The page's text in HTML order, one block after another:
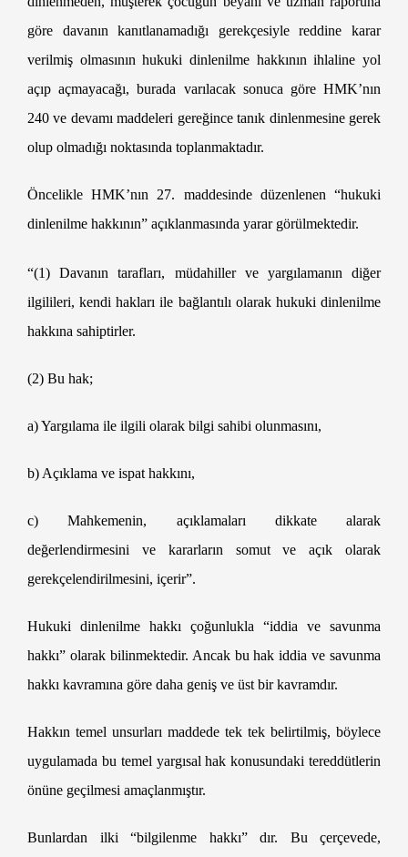
göre davanın kanıtlanamadığı gerekçesiyle reddine karar
verilmiş olmasının hukuki dinlenilme hakkının ihlaline yol
açıp açmayacağı, burada varılacak sonuca göre HMK’nın
240 ve devamı maddeleri gereğince tanık dinlenmesine gerek
olup olmadığı noktasında toplanmaktadır.
Öncelikle HMK’nın 27. maddesinde düzenlenen “hukuki
dinlenilme hakkının” açıklanmasında yarar görülmektedir.
“(1) Davanın tarafları, müdahiller ve yargılamanın diğer
ilgilileri, kendi hakları ile bağlantılı olarak hukuki dinlenilme
hakkına sahiptirler.
(2) Bu hak;
a) Yargılama ile ilgili olarak bilgi sahibi olunmasını,
b) Açıklama ve ispat hakkını,
c) Mahkemenin, açıklamaları dikkate alarak
değerlendirmesini ve kararların somut ve açık olarak
gerekçelendirilmesini, içerir”.
Hukuki dinlenilme hakkı çoğunlukla “iddia ve savunma
hakkı” olarak bilinmektedir. Ancak bu hak iddia ve savunma
hakkı kavramına göre daha geniş ve üst bir kavramdır.
Hakkın temel unsurları maddede tek tek belirtilmiş, böylece
uygulamada bu temel yargısal hak konusundaki tereddütlerin
önüne geçilmesi amaçlanmıştır.
Bunlardan ilki “bilgilenme hakkı” dır. Bu çerçevede,